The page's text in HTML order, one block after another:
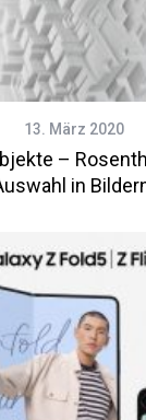
13. März 2020
–
in